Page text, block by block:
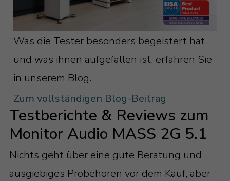
Schraube. Das Sie dabei keine Kabel
sehen: Ehrensache.
Was die Tester besonders begeistert hat
und was ihnen aufgefallen ist, erfahren Sie
in unserem Blog.
Zum vollständigen Blog-Beitrag
Testberichte & Reviews zum
Monitor Audio MASS 2G 5.1
Nichts geht über eine gute Beratung und
ausgiebiges Probehören vor dem Kauf, aber